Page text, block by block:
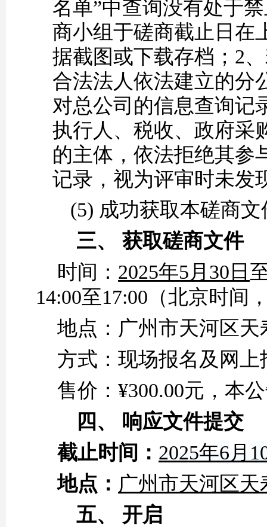
名单”中查询没有处于
商小组于磋商截止日在
据截图或下载存档；2
合法法人依法建立的分
对总公司的信息查询记
执行人、税收、政府采
的主体，依法拒绝其参
记录，视为评审时未发
(5) 成功获取本磋商
三、 获取磋商文件
时间： 2025年5月 30 日
14:00至17:00（北京时间
地点：广州市天河区天
方式：现场报名及网
售价： ¥300.00元，本
四、 响应文件提交
截止时间： 2025年6月
地点： 广州市天河区天
五、 开启